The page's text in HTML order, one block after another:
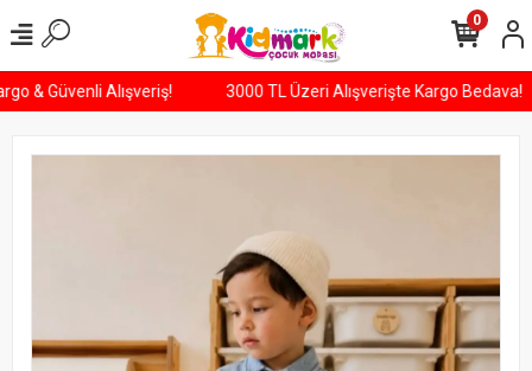
& Güvenli Alışveriş! 3000 TL Üzeri Alışverişte Kargo
0